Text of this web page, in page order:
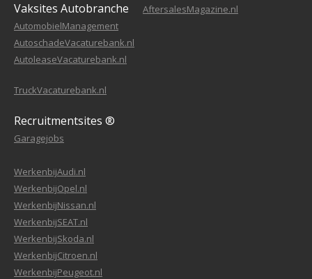
Vaksites Autobranche
AftersalesMagazine.nl
AutomobielManagement
AutoschadeVacaturebank.nl
AutoleaseVacaturebank.nl
TruckVacaturebank.nl
Recruitmentsites ®
Garagejobs
WerkenbijAudi.nl
WerkenbijOpel.nl
WerkenbijNissan.nl
WerkenbijSEAT.nl
WerkenbijSkoda.nl
WerkenbijCitroen.nl
WerkenbijPeugeot.nl